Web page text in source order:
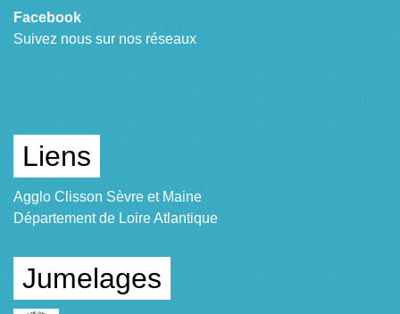
Facebook
Suivez nous sur nos réseaux
Liens
Agglo Clisson Sèvre et Maine
Département de Loire Atlantique
Jumelages